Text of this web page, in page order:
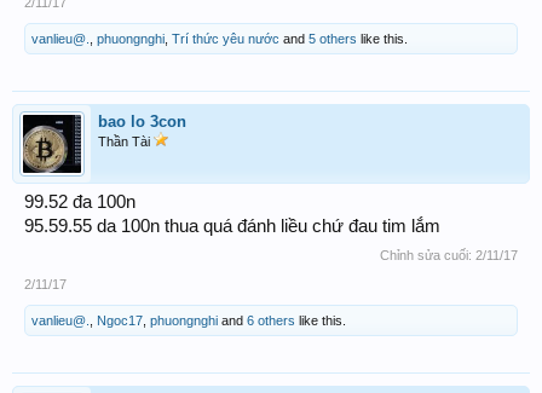
vanlieu@. phuongnghi Trí thức yêu nước and 5 others like this.
bao lo 3con
Thần Tài
99.52 đa 100n
95.59.55 da 100n thua quá đánh liều chứ đau tim lắm
Chỉnh sửa cuối: 2/11/17
2/11/17
vanlieu@. Ngoc17 phuongnghi and 6 others like this.